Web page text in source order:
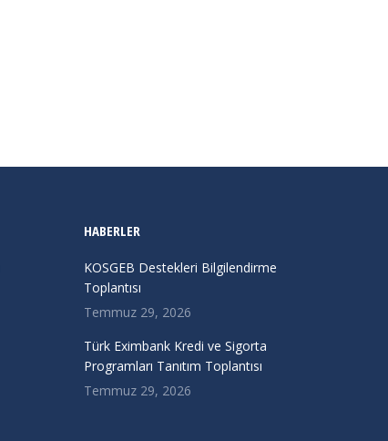
HABERLER
KOSGEB Destekleri Bilgilendirme
Toplantısı
Temmuz 29, 2026
Türk Eximbank Kredi ve Sigorta
Programları Tanıtım Toplantısı
Temmuz 29, 2026